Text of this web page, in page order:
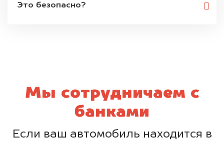
Это безопасно?
Мы сотрудничаем с
банками
Если ваш автомобиль находится в